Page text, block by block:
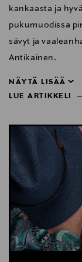
kankaasta ja
pukumuodissa
sävyt ja
Antikainen.
NÄYTÄ LISÄÄ
LUE ARTIKKELI
NÄYTÄ
LUE ARTIKKELI